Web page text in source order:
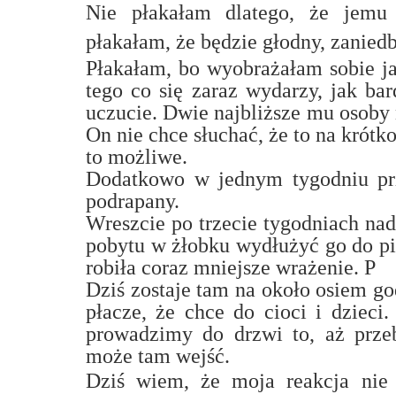
Nie płakałam dlatego, że
płakałam, że będzie głodny,
Płakałam, bo wyobrażałam
tego co się zaraz wydarzy, jak
uczucie. Dwie najbliższe mu
On nie chce słuchać, że to na
to możliwe.
Dodatkowo w jednym tygodniu
podrapany.
Wreszcie po trzecie tygodniach
pobytu w żłobku wydłużyć go do
robiła coraz mniejsze wrażenie. P
Dziś zostaje tam na około osiem
płacze, że chce do cioci i
prowadzimy do drzwi to, aż
może tam wejść.
Dziś wiem, że moja reakcja nie